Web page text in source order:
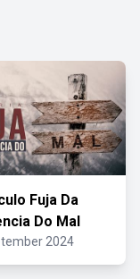
Fuja Da
Do Mal
2024